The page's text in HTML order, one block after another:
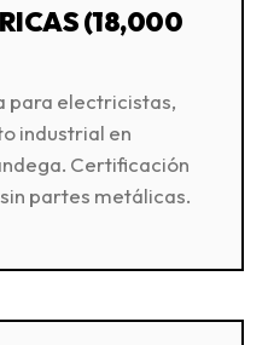
(18,000
para electricistas,
industrial en
Certificación
partes metálicas.